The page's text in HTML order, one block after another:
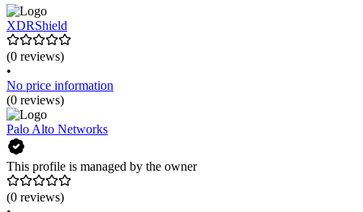
XDRShield
(0 reviews)
•
No price information
(0 reviews)
Palo Alto Networks
This profile is managed by the owner
(0 reviews)